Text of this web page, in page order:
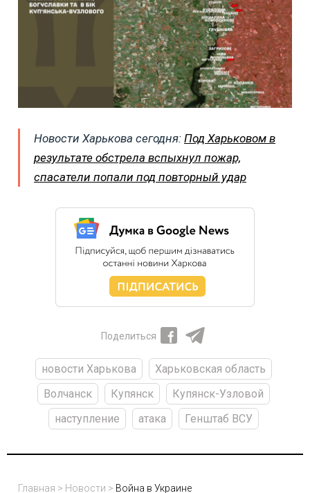
Новости Харькова сегодня: Под Харьковом в
результате обстрела вспыхнул пожар,
спасатели попали под повторный удар
Поделиться
новости Харькова
Харьковская область
Волчанск
Купянск
Купянск-Узловой
наступление
атака Генштаб ВСУ
Главная > Новости > Война в Украине